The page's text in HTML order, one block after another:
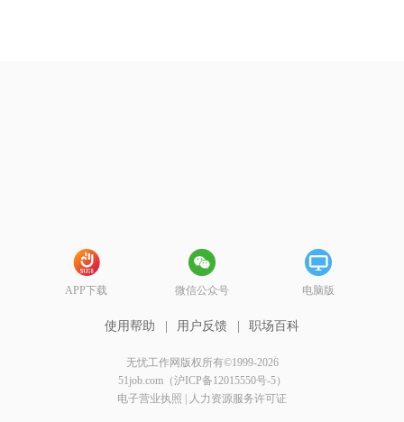
APP下载 微信公众号 电脑版
使用帮助 用户反馈 职场百科
无忧工作网版权所有©1999-2026
51job.com（沪ICP备12015550号-5）
电子营业执照
人力资源服务许可证